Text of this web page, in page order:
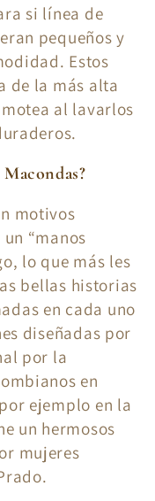
si línea de
pequeños y
Estos
de la más alta
al lavarlos
motivos
“manos
lo que más les
bellas historias
en cada uno
diseñadas por
por la
en
ejemplo en la
un hermosos
mujeres